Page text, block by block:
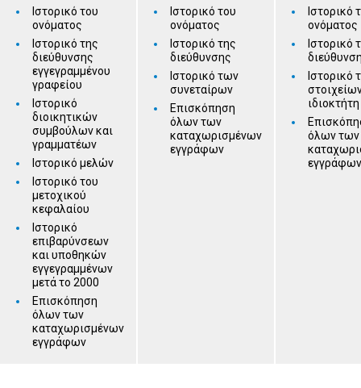
Ιστορικό του
ονόματος
Ιστορικό της
διεύθυνσης
εγγεγραμμένου
γραφείου
Ιστορικό
διοικητικών
συμβούλων και
γραμματέων
Ιστορικό μελών
Ιστορικό του
μετοχικού
κεφαλαίου
Ιστορικό
επιβαρύνσεων
και υποθηκών
εγγεγραμμένων
μετά το 2000
Επισκόπηση
όλων των
καταχωρισμένων
εγγράφων
Ιστορικό του
ονόματος
Ιστορικό της
διεύθυνσης
Ιστορικό των
συνεταίρων
Επισκόπηση
όλων των
καταχωρισμένων
εγγράφων
Ιστορικό
ονόματος
Ιστορικό
Ιστορικό
ιδιοκτήτη
όλων των
εγγράφων